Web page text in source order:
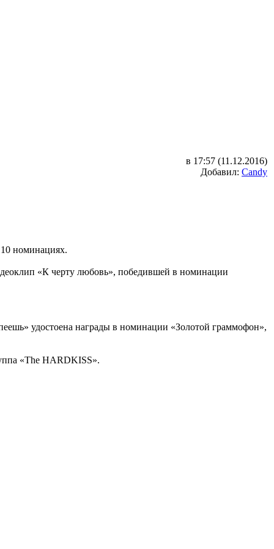
в 17:57 (11.12.2016)
Добавил: Candy
номинациях.
«К черту любовь», победившей в номинации
удостоена награды в номинации «Золотой граммофон»,
«The HARDKISS».